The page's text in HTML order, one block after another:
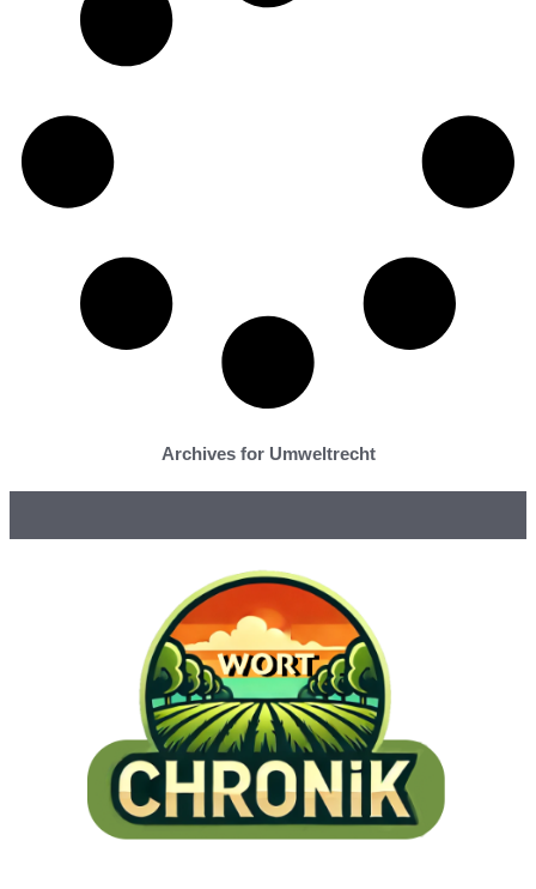
Archives for Umweltrecht